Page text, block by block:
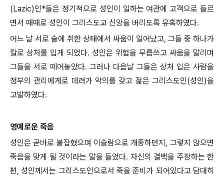
(Lazic)인*들은 정기적으로 성인이 일하는 여관에 고객으로 들르
면서 때때로 성인이 그리스도교 신앙을 버리도록 유혹하였다.
어느 날 서로 술에 취한 상태에서 싸움이 일어났고, 그들 중 하나가
칼로 상처를 입게 되었다. 성인은 위험을 무릅쓰고 싸움을 말리며
그들을 서로 떼어놓았다. 그러나 다음날 그들은 상처 입은 사람을
정부의 관리에게로 데려가 악의를 갖고 젊은 그리스도인(성인)을
고발하였다.
영예로운 죽음
성인은 곧바로 붙잡혔으며 이슬람으로 개종하던지, 그렇지 않으면
죽음을 맞게 될 것이라는 말을 들었다. 자신의 결백을 주장하는 한
편, 성인께서는 그리스도인으로서 죽을 준비가 되어있다고 담대히